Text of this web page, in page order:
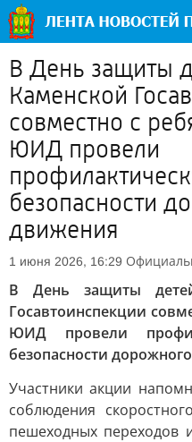
В День защиты
Каменской
совместно с
ЮИД провели
безопасности
движения
1 июня 2026, 16:29
В День защиты
Госавтоинспекции
ЮИД провели
безопасности
Участники акции
соблюдения
пешеходных переходов